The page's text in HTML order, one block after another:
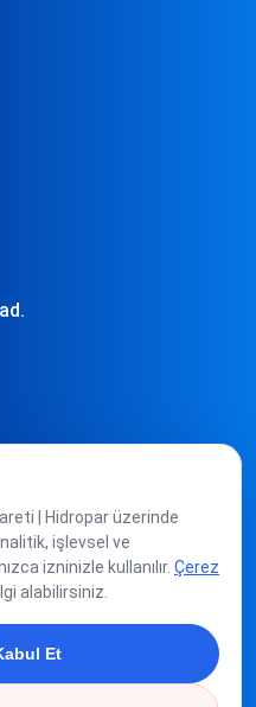
| Hidropar üzerinde
işlevsel ve
izninizle kullanılır. Çerez
alabilirsiniz.
Et